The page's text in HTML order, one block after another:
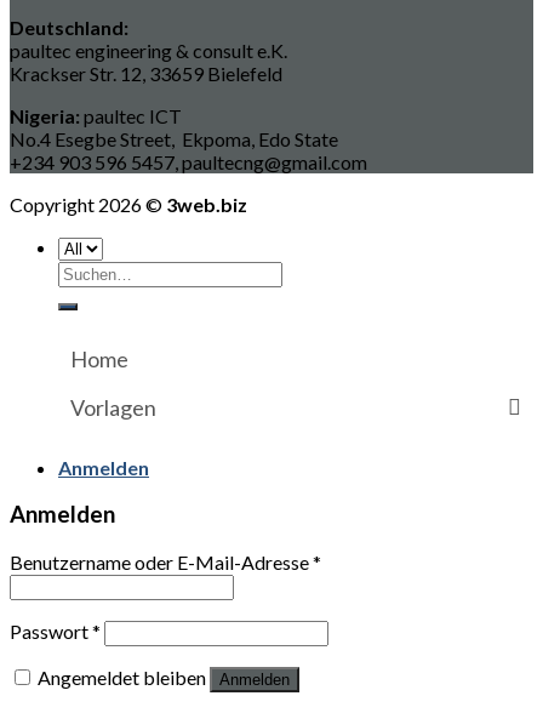
Deutschland:
paultec engineering & consult e.K.
Krackser Str. 12, 33659 Bielefeld
Nigeria: paultec ICT
No.4 Esegbe Street, Ekpoma, Edo State
+234 903 596 5457, paultecng@gmail.com
Copyright 2026 © 3web.biz
Suchen
nach:
Home
Vorlagen
Anmelden
Anmelden
Benutzername oder E-Mail-Adresse*
Passwort*
Angemeldet bleiben
Anmelden